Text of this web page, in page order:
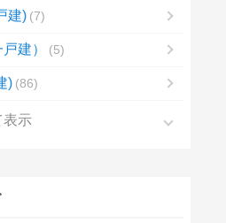
建) 7
建） 5
) 86
表示